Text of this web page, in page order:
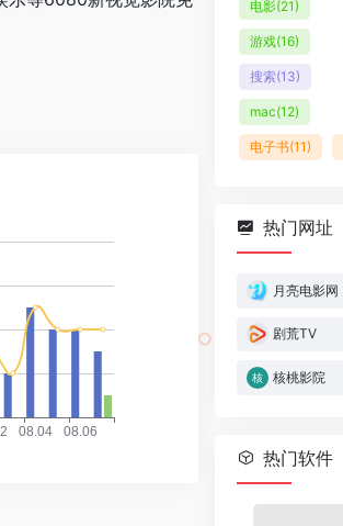
电影(21)
游戏(16)
搜索(13)
mac(12)
电子书(11)
热门网址
月亮电影网
剧荒TV
核桃影院
热门软件